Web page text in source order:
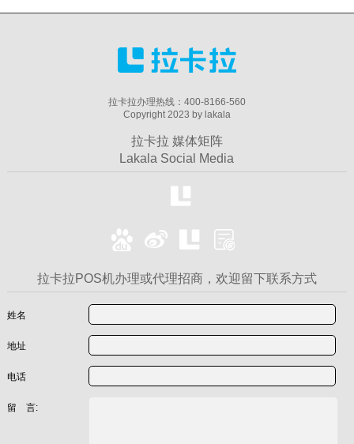
拉卡拉办理热线：400-8166-560
Copyright 2023 by lakala
拉卡拉 媒体矩阵
Lakala Social Media
拉卡拉POS机办理或代理招商，欢迎留下联系方式
姓名
地址
电话
留 言: